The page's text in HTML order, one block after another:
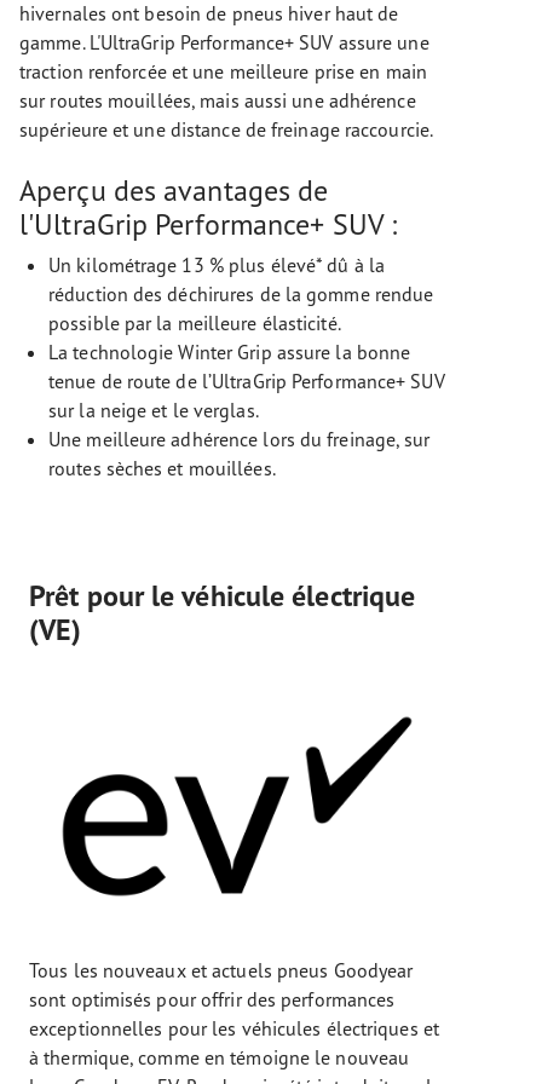
hivernales ont besoin de pneus hiver haut de
gamme. L'UltraGrip Performance+ SUV assure une
traction renforcée et une meilleure prise en main
sur routes mouillées, mais aussi une adhérence
supérieure et une distance de freinage raccourcie.
Aperçu des avantages de
l'UltraGrip Performance+ SUV :
Un kilométrage 13 % plus élevé* dû à la
réduction des déchirures de la gomme rendue
possible par la meilleure élasticité.
La technologie Winter Grip assure la bonne
tenue de route de l’UltraGrip Performance+ SUV
sur la neige et le verglas.
Une meilleure adhérence lors du freinage, sur
routes sèches et mouillées.
Prêt pour le véhicule électrique
(VE)
Tous les nouveaux et actuels pneus Goodyear
sont optimisés pour offrir des performances
exceptionnelles pour les véhicules électriques et
à thermique, comme en témoigne le nouveau